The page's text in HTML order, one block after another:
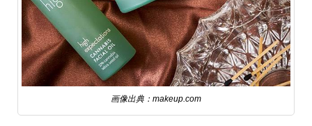
画像出典：makeup.com